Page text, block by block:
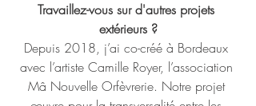
Travaillez-vous sur d'autres projets
extérieurs ?
Depuis 2018, j’ai co-créé à Bordeaux
avec l’artiste Camille Royer, l’association
Mâ Nouvelle Orfèvrerie. Notre projet